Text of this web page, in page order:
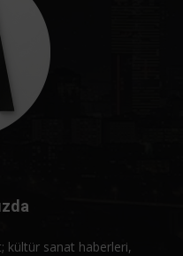
kültür sanat haberleri,